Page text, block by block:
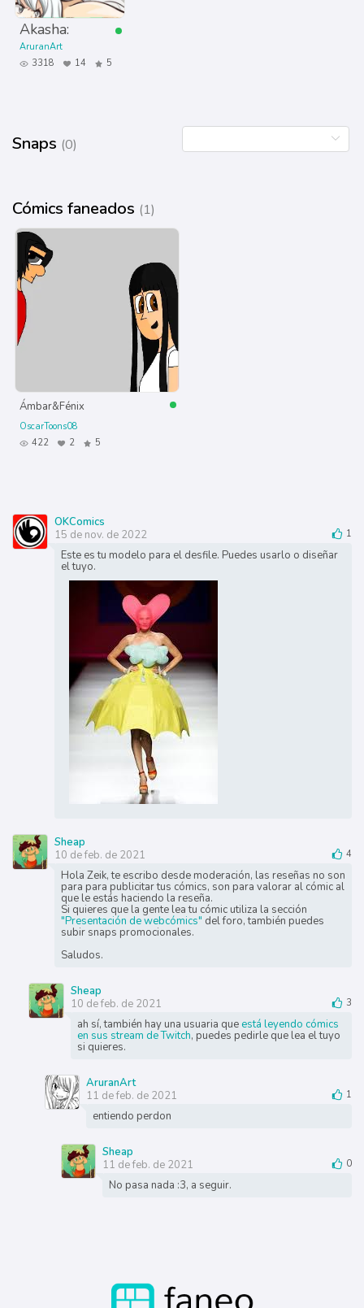
Akasha:
AruranArt
3318
14 5
Snaps (0)
Cómics faneados (1)
Ámbar&Fénix
OscarToons08
422
2 5
OKComics
15 de nov. de 2022
1
Este es tu modelo para el desfile. Puedes usarlo o diseñar
el tuyo.
Sheap
10 de feb. de 2021
4
Hola Zeik, te escribo desde moderación, las reseñas no son
para para publicitar tus cómics, son para valorar al cómic al
que le estás haciendo la reseña.
Si quieres que la gente lea tu cómic utiliza la sección
"Presentación de webcómics" del foro, también puedes
subir snaps promocionales.
Saludos.
Sheap
10 de feb. de 2021
3
ah sí, también hay una usuaria que está leyendo cómics
en sus stream de Twitch, puedes pedirle que lea el tuyo
si quieres.
AruranArt
11 de feb. de 2021
1
entiendo perdon
Sheap
11 de feb. de 2021
0
No pasa nada :3, a seguir.